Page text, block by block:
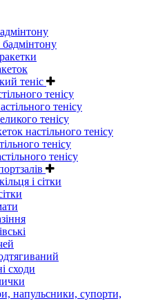
бадмінтону
теніс
тенісу
тенісу
тенісу
настільного тенісу
тенісу
тенісу
і сітки
сходи
напульсники, супорти,